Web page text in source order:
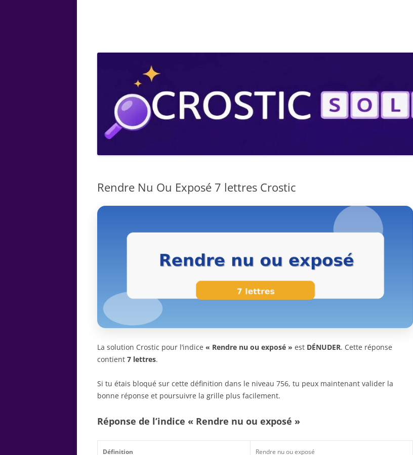
Rendre Nu Ou Exposé 7 lettres Crostic
La solution Crostic pour l’indice « Rendre nu ou exposé » est DÉNUDER. Cette réponse
contient 7 lettres.
Si tu étais bloqué sur cette définition dans le niveau 756, tu peux maintenant valider la
bonne réponse et poursuivre la grille plus facilement.
Réponse de l’indice « Rendre nu ou exposé »
Définition Rendre nu ou exposé